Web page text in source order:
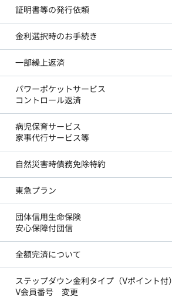
証明書等の発行依頼
金利選択時のお手続き
一部繰上返済
パワーポケットサービス
コントロール返済
病児保育サービス
家事代行サービス等
自然災害時債務免除特約
東急プラン
団体信用生命保険
安心保障付団信
全額完済について
ステップダウン金利タイプ（Vポイント付）
V会員番号 変更